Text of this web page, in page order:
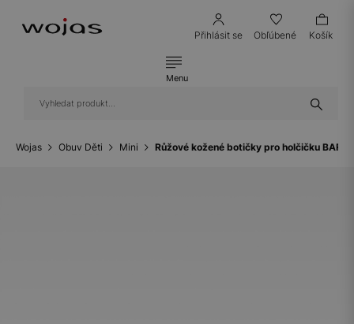
Přihlásit se Obľúbené Košík
Menu
Wojas Obuv Děti Mini Růžové kožené botičky pro holčičku